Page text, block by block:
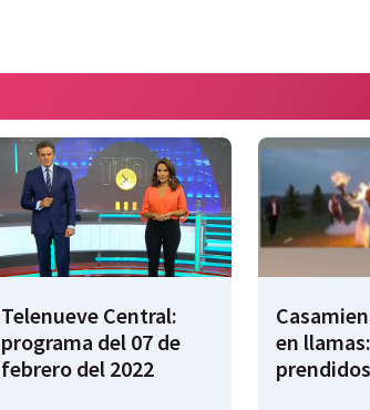
Telenueve Central:
programa del 07 de
febrero del 2022
en